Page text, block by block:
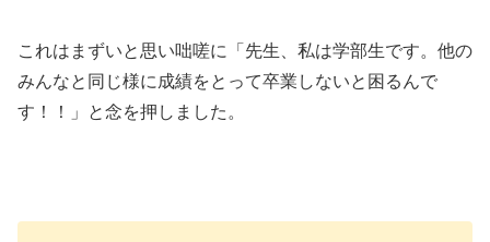
これはまずいと思い咄嗟に「先生、私は学部生です。他の
みんなと同じ様に成績をとって卒業しないと困るんで
す！！」と念を押しました。